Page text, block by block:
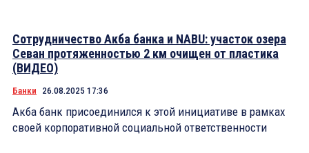
Сотрудничество Акба банка и NABU: участок озера
Севан протяженностью 2 км очищен от пластика
(ВИДЕО)
Банки 26.08.2025 17:36
Акба банк присоединился к этой инициативе в рамках
своей корпоративной социальной ответственности